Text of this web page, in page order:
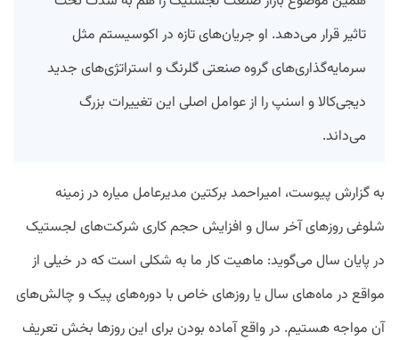
تاثیر قرار می‌دهد. او جریان‌های تازه‌ در اکوسیستم مثل
سرمایه‌گذاری‌های گروه صنعتی گلرنگ و استراتژی‌های جدید
دیجی‌کالا و اسنپ را از عوامل اصلی این تغییرات بزرگ
می‌داند.
به گزارش پیوست، امیراحمد برکتین مدیرعامل میاره در زمینه
شلوغی روزهای آخر سال و افزایش حجم کاری شرکت‌های لجستیک
در پایان سال می‌گوید: ماهیت کار ما به شکلی است که در خیلی از
مواقع در ماه‌های سال یا روزهای خاص با دوره‌های پیک و چالش‌های
آن مواجه هستیم. در واقع آماده بودن برای این روزها بخش تعریف